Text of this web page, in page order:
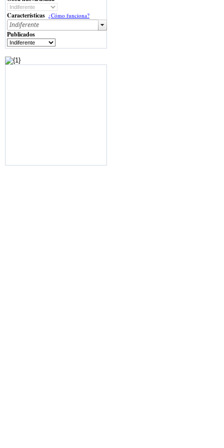
Características ¿Cómo funciona?
Publicados